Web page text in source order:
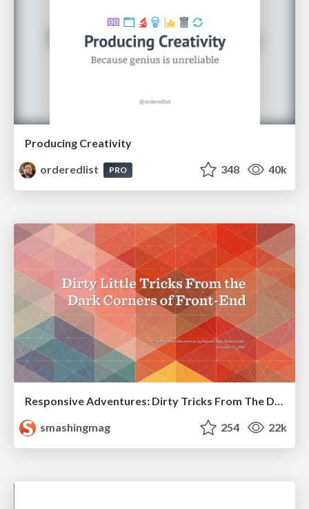
Producing Creativity
orderedlist
PRO 348 40k
smashingmag
254 22k